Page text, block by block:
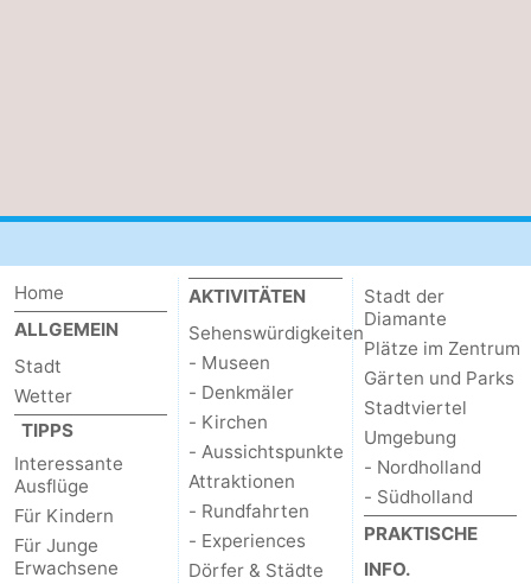
Home
ALLGEMEIN
Stadt
Wetter
TIPPS
Interessante
Ausflüge
Für Kindern
Für Junge
Erwachsene
AKTIVITÄTEN
Sehenswürdigkeiten
- Museen
- Denkmäler
- Kirchen
- Aussichtspunkte
Attraktionen
- Rundfahrten
- Experiences
Dörfer & Städte
Stadt der
Diamante
Plätze im Zentrum
Gärten und Parks
Stadtviertel
Umgebung
- Nordholland
- Südholland
PRAKTISCHE
INFO.